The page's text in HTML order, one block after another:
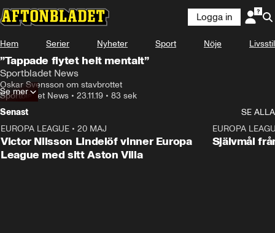
Logga in
Hem Serier Nyheter Sport Nöje Livsstil
”Tappade flytet helt mentalt”
Sportbladet News
Oskar Svensson om stavbrottet
Sportbladet News • 23.11.19 • 83 sek
Se mer
Senast
SE ALLA
EUROPA LEAGUE • 20 MAJ
Victor Nilsson Lindelöf vinner Europa
League med sitt Aston Villa
EUROPA
Självmål